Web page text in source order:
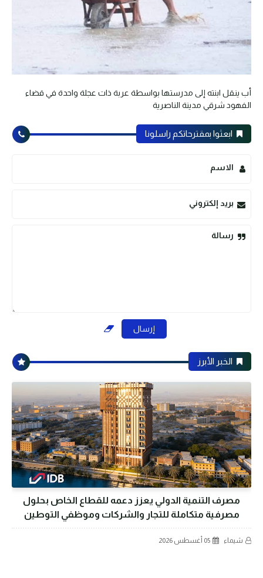
أب ينقل ابنته إلى مدرستها بواسطة عربة ذات عجلة واحدة في قضاء
الفهود شرقي مدينة الناصرية
ابعثوا بمقترحاتكم راسلونا
الاسم
بريد إلكتروني
رسالة
الخبر الأبرز
مصرف التنمية الدولي يعزز دعمه للقطاع الخاص بحلول
مصرفية متكاملة للتجار والشركات وموظفي التوطين
شيماء 05 أغسطس 2026